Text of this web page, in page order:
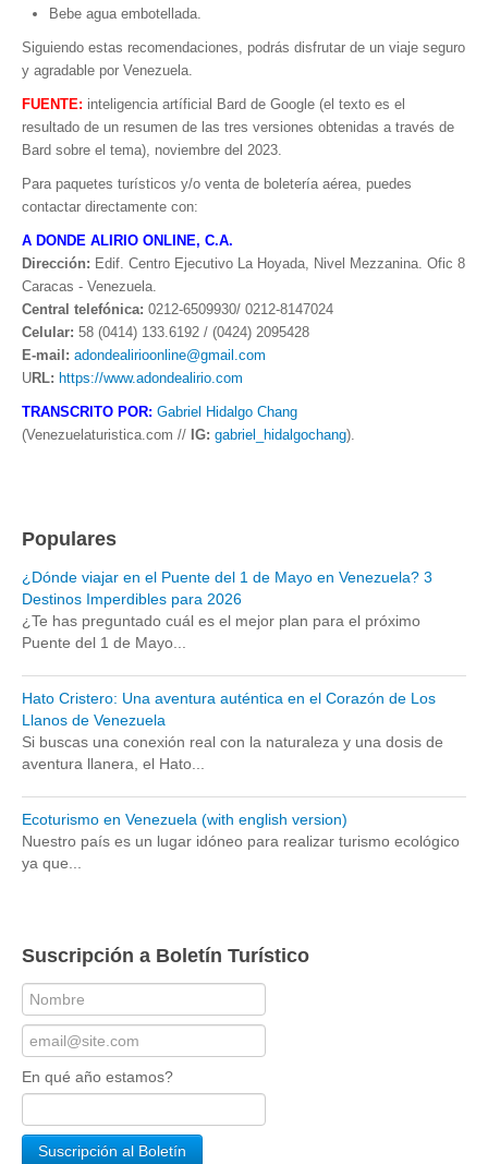
Bebe agua embotellada.
Siguiendo estas recomendaciones, podrás disfrutar de un viaje seguro
y agradable por Venezuela.
FUENTE: inteligencia artíficial Bard de Google (el texto es el
resultado de un resumen de las tres versiones obtenidas a través de
Bard sobre el tema), noviembre del 2023.
Para paquetes turísticos y/o venta de boletería aérea, puedes
contactar directamente con:
A DONDE ALIRIO ONLINE, C.A.
Dirección: Edif. Centro Ejecutivo La Hoyada, Nivel Mezzanina. Ofic 8
Caracas - Venezuela.
Central telefónica: 0212-6509930/ 0212-8147024
Celular: 58 (0414) 133.6192 / (0424) 2095428
E-mail: adondealirioonline@gmail.com
URL: https://www.adondealirio.com
TRANSCRITO POR: Gabriel Hidalgo Chang
(Venezuelaturistica.com // IG: gabriel_hidalgochang).
Populares
¿Dónde viajar en el Puente del 1 de Mayo en Venezuela? 3
Destinos Imperdibles para 2026
¿Te has preguntado cuál es el mejor plan para el próximo
Puente del 1 de Mayo...
Hato Cristero: Una aventura auténtica en el Corazón de Los
Llanos de Venezuela
Si buscas una conexión real con la naturaleza y una dosis de
aventura llanera, el Hato...
Ecoturismo en Venezuela (with english version)
Nuestro país es un lugar idóneo para realizar turismo ecológico
ya que...
Suscripción a Boletín Turístico
En qué año estamos?